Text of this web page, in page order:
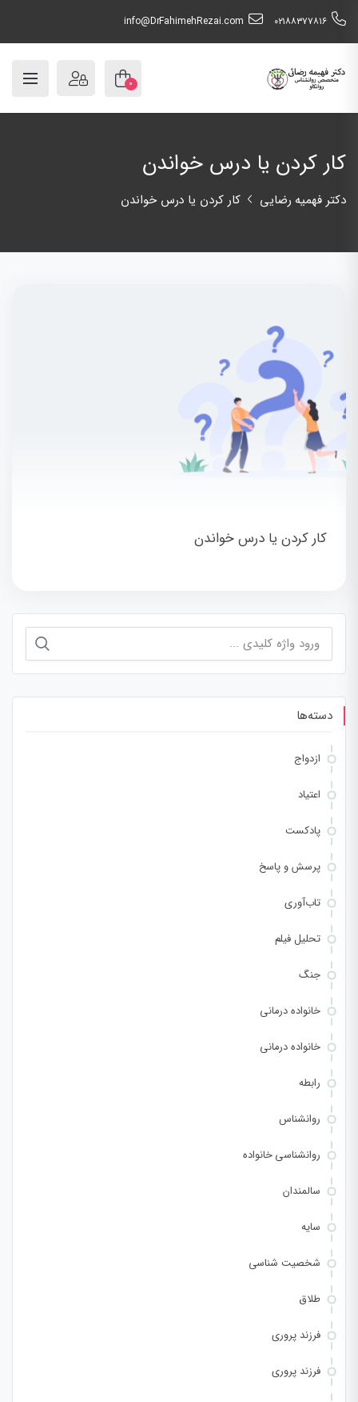
٠٢١٨٨٣٧٧٨١٦ info@DrFahimehRezai.com
۰
کار کردن یا درس خواندن
دکتر فهمیه رضایی کار کردن یا درس خواندن
کار کردن یا درس خواندن
جستجو
برای:
دسته‌ها
ازدواج
اعتیاد
پادکست
پرسش و پاسخ
تاب‌آوری
تحلیل فیلم
جنگ
خانواده درمانی
خانواده درمانی
رابطه
روانشناس
روانشناسی خانواده
سالمندان
سایه
شخصیت شناسی
طلاق
فرزند پروری
فرزند پروری